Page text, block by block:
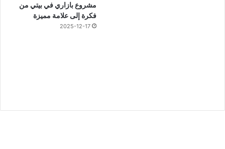
مشروع بازاري في بيتي من
فكرة إلى علامة مميزة
2025-12-17